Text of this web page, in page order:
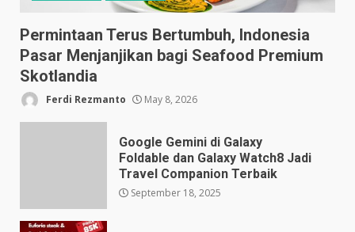
Permintaan Terus Bertumbuh, Indonesia
Pasar Menjanjikan bagi Seafood Premium
Skotlandia
Ferdi Rezmanto May 8, 2026
Google Gemini di Galaxy
Foldable dan Galaxy Watch8 Jadi
Travel Companion Terbaik
September 18, 2025